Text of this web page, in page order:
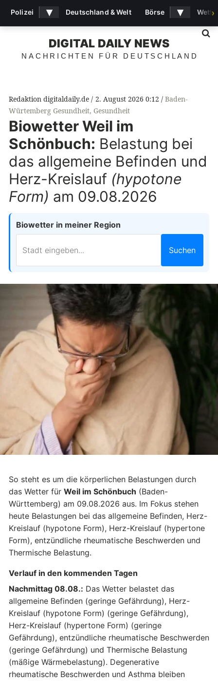
DIGITAL DAILY NEWS
NACHRICHTEN FÜR DEUTSCHLAND
Redaktion digitaldaily.de 2. August 2026 0:12
Baden-
Würtemberg Gesundheit, Gesundheit
Biowetter Weil im
Schönbuch: Belastung bei
das allgemeine Befinden und
Herz-Kreislauf (hypotone
Form) am 09.08.2026
Biowetter in meiner Region
Suchen
So steht es um die körperlichen Belastungen durch
das Wetter für Weil im Schönbuch (Baden-
Württemberg) am 09.08.2026 aus. Im Fokus stehen
heute Belastungen bei das allgemeine Befinden, Herz-
Kreislauf (hypotone Form), Herz-Kreislauf (hypertone
Form), entzündliche rheumatische Beschwerden und
Thermische Belastung.
Verlauf in den kommenden Tagen
Nachmittag 08.08.: Das Wetter belastet das
allgemeine Befinden (geringe Gefährdung), Herz-
Kreislauf (hypotone Form) (geringe Gefährdung),
Herz-Kreislauf (hypertone Form) (geringe
Gefährdung), entzündliche rheumatische Beschwerden
(geringe Gefährdung) und Thermische Belastung
(mäßige Wärmebelastung). Degenerative
rheumatische Beschwerden und Asthma bleiben
Polizei ▾ Deutschland & Welt Börse ▾ ›